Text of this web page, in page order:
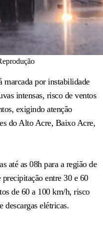
marcada por instabilidade
intensas, risco de ventos
exigindo atenção
do Alto Acre, Baixo Acre,
até as 08h para a região de
entre 30 e 60
de 60 a 100 km/h, risco
descargas elétricas.